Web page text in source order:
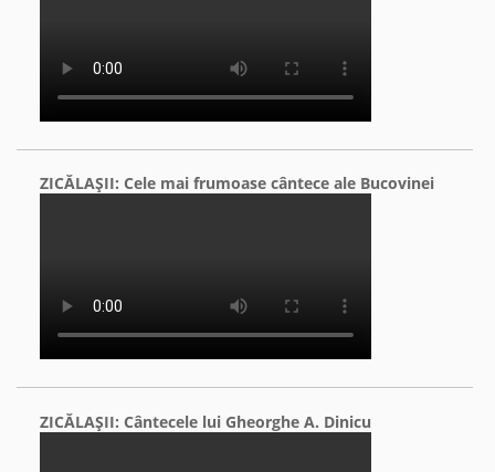
ZICĂLAŞII: Cele mai frumoase cântece ale Bucovinei
ZICĂLAŞII: Cântecele lui Gheorghe A. Dinicu